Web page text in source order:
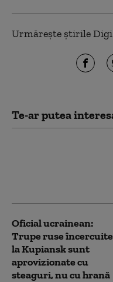
Urmărește știrile
Te-ar putea
Oficial ucrainean:
Trupe ruse încercuite
la Kupiansk sunt
aprovizionate cu
steaguri, nu cu hrană